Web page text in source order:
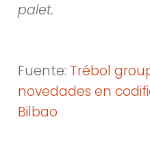
palet.
Fuente: Trébol
novedades en
Bilbao